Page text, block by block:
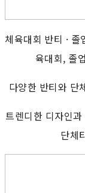
체육대회 반티 ·
육대회, 졸
다양한 반티와 단
트렌디한 디자인
단체